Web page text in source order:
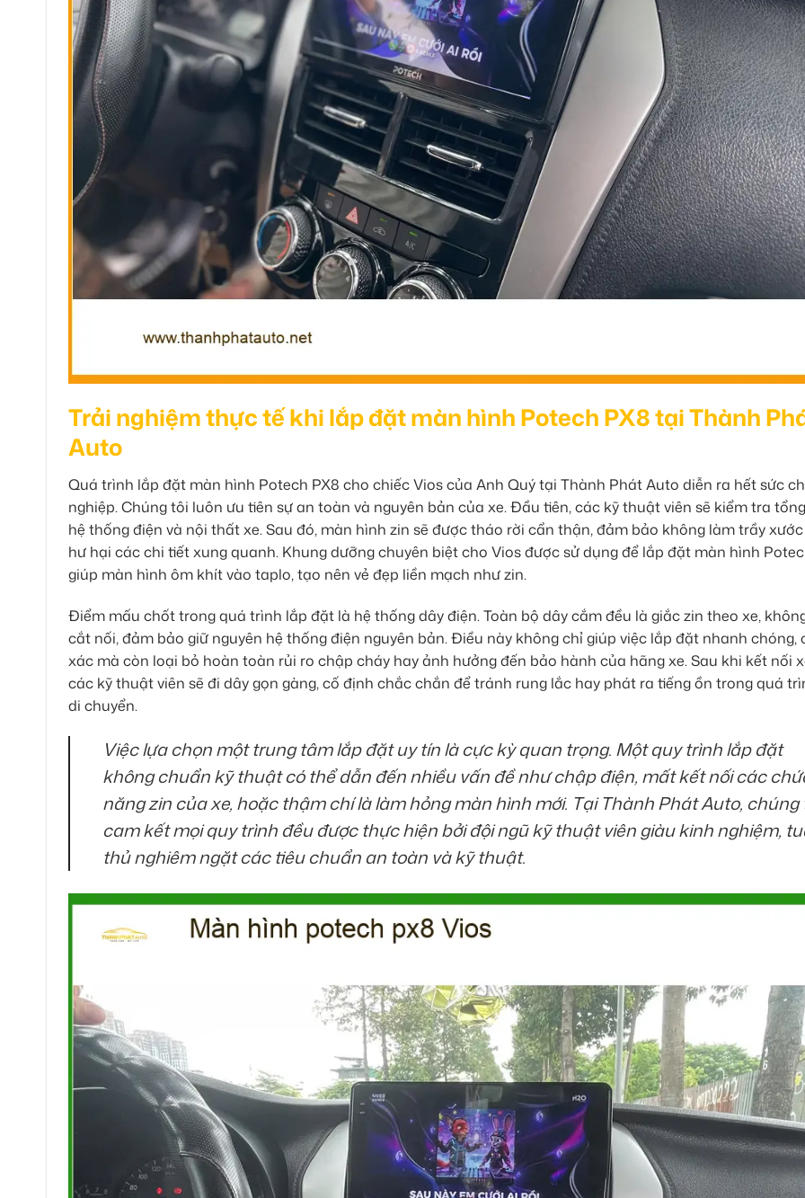
Trải nghiệm thực tế khi lắp đặt màn hình Potech PX8 tại Thành
Auto
Quá trình lắp đặt màn hình Potech PX8 cho chiếc Vios của Anh Quý tại Thành Phát Auto diễn ra hết sức
nghiệp. Chúng tôi luôn ưu tiên sự an toàn và nguyên bản của xe. Đầu tiên, các kỹ thuật viên sẽ kiểm tra
hệ thống điện và nội thất xe. Sau đó, màn hình zin sẽ được tháo rời cẩn thận, đảm bảo không làm trầy
hư hại các chi tiết xung quanh. Khung dưỡng chuyên biệt cho Vios được sử dụng để lắp đặt màn hình
giúp màn hình ôm khít vào taplo, tạo nên vẻ đẹp liền mạch như zin.
Điểm mấu chốt trong quá trình lắp đặt là hệ thống dây điện. Toàn bộ dây cắm đều là giắc zin theo xe,
cắt nối, đảm bảo giữ nguyên hệ thống điện nguyên bản. Điều này không chỉ giúp việc lắp đặt nhanh chóng,
xác mà còn loại bỏ hoàn toàn rủi ro chập cháy hay ảnh hưởng đến bảo hành của hãng xe. Sau khi kết nối
các kỹ thuật viên sẽ đi dây gọn gàng, cố định chắc chắn để tránh rung lắc hay phát ra tiếng ồn trong quá
di chuyển.
Việc lựa chọn một trung tâm lắp đặt uy tín là cực kỳ quan trọng. Một quy trình lắp đặt
không chuẩn kỹ thuật có thể dẫn đến nhiều vấn đề như chập điện, mất kết nối các
năng zin của xe, hoặc thậm chí là làm hỏng màn hình mới. Tại Thành Phát Auto, chúng
cam kết mọi quy trình đều được thực hiện bởi đội ngũ kỹ thuật viên giàu kinh nghiệm,
thủ nghiêm ngặt các tiêu chuẩn an toàn và kỹ thuật.